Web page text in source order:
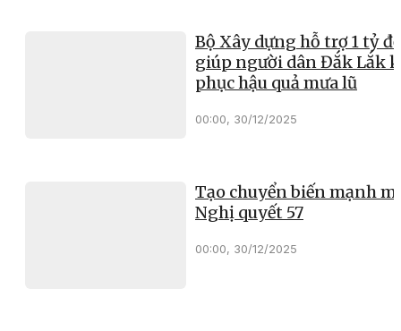
Bộ Xây dựng hỗ trợ 1 tỷ
giúp người dân Đắk Lắk
phục hậu quả mưa lũ
00:00, 30/12/2025
Tạo chuyển biến mạnh
Nghị quyết 57
00:00, 30/12/2025